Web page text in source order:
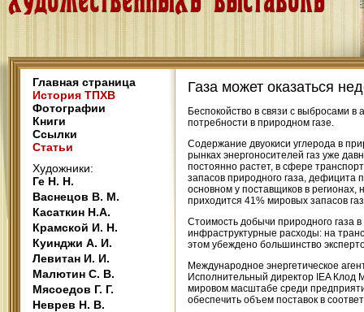
Главная страница
История ТПХВ
Фотографии
Книги
Ссылки
Статьи
Художники:
Ге Н. Н.
Васнецов В. М.
Касаткин Н.А.
Крамской И. Н.
Куинджи А. И.
Левитан И. И.
Малютин С. В.
Мясоедов Г. Г.
Неврев Н. В.
Газа может оказаться
Беспокойство в связи с выбросами в
потребности в природном газе.
Содержание двуокиси углерода в
рынках энергоносителей газ уже
постоянно растет, в сфере
запасов природного газа, дефицита
основном у поставщиков в регионах,
приходится 41% мировых запасов
Стоимость добычи природного газа
инфраструктурные расходы: на
этом убеждено большинство
Международное энергетическое
Исполнительный директор IEA Клод
мировом масштабе среди
обеспечить объем поставок в